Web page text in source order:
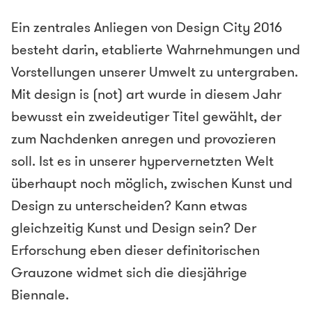
Ein zentrales Anliegen von Design City 2016
besteht darin, etablierte Wahrnehmungen und
Vorstellungen unserer Umwelt zu untergraben.
Mit design is (not) art wurde in diesem Jahr
bewusst ein zweideutiger Titel gewählt, der
zum Nachdenken anregen und provozieren
soll. Ist es in unserer hypervernetzten Welt
überhaupt noch möglich, zwischen Kunst und
Design zu unterscheiden? Kann etwas
gleichzeitig Kunst und Design sein? Der
Erforschung eben dieser definitorischen
Grauzone widmet sich die diesjährige
Biennale.